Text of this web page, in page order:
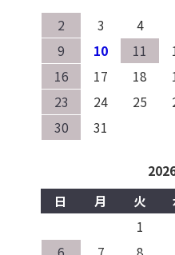
2
3 4
9
10 11
16
17 18
23
24 25
30
31
日
月 火
1